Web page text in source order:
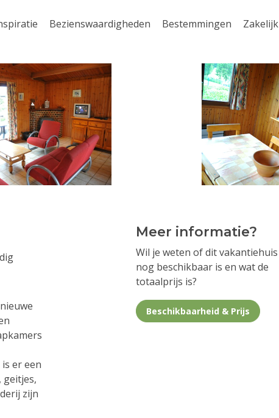
Bezienswaardigheden Bestemmingen Zakelijk
er een
geitjes,
zijn
Meer informatie?
Wil je weten of dit vakantiehuis
nog beschikbaar is en wat de
totaalprijs is?
Beschikbaarheid & Prijs